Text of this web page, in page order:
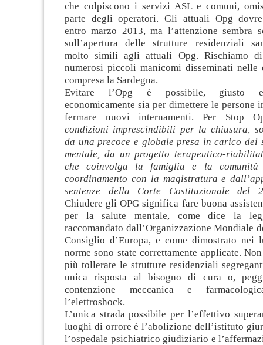
che colpiscono i servizi ASL e comuni,
parte degli operatori. Gli attuali Opg
entro marzo 2013, ma l’attenzione sembra
sull’apertura delle strutture residenziali
molto simili agli attuali Opg. Rischiamo
numerosi piccoli manicomi disseminati nelle
compresa la Sardegna.
Evitare l’Opg è possibile, giusto e
economicamente sia per dimettere le persone
fermare nuovi internamenti. Per Stop
condizioni imprescindibili per la chiusura,
da una precoce e globale presa in carico dei
mentale, da un progetto terapeutico-
che coinvolga la famiglia e la
coordinamento con la magistratura e
sentenze della Corte Costituzionale del
Chiudere gli OPG significa fare buona
per la salute mentale, come dice la
raccomandato dall’Organizzazione Mondiale
Consiglio d’Europa, e come dimostrato
norme sono state correttamente applicate.
più tollerate le strutture residenziali
unica risposta al bisogno di cura o,
contenzione meccanica e
l’elettroshock.
L’unica strada possibile per l’effettivo
luoghi di orrore è l’abolizione dell’istituto
l’ospedale psichiatrico giudiziario e